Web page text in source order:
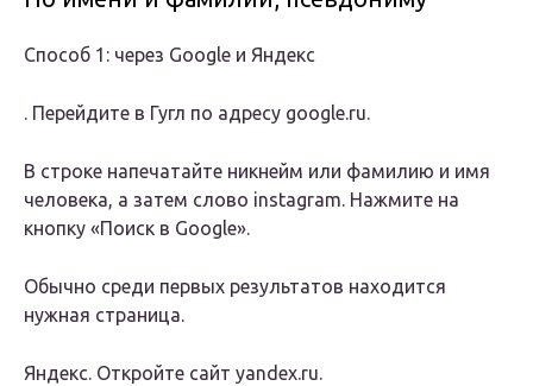
Способ 1: через Google и Яндекс
. Перейдите в Гугл по адресу google.ru.
В строке напечатайте никнейм или фамилию и имя
человека, а затем слово instagram. Нажмите на
кнопку «Поиск в Google».
Обычно среди первых результатов находится
нужная страница.
Яндекс. Откройте сайт yandex.ru.